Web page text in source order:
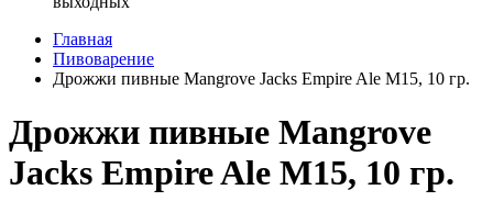
Главная
Пивоварение
Дрожжи пивные Mangrove Jacks Empire Ale M15, 10 гр.
Дрожжи пивные Mangrove
Jacks Empire Ale M15, 10 гр.